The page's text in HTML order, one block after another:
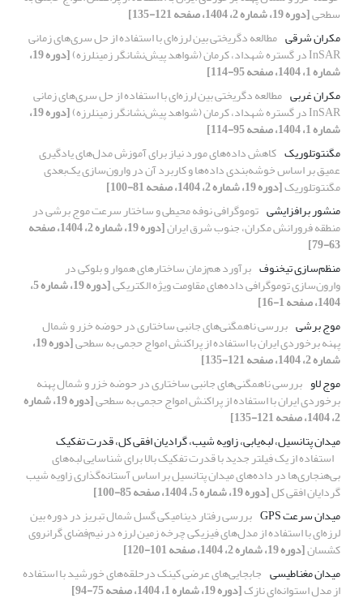
سطحی[دوره 19، شماره 2، 1404، صفحه 121-135]
مکران شرقی مطالعه دگریختی بین لرزه‌ای با استفاده از حل سری‌های زمانی
InSAR در گستره شهداد، کرمان (شواهد پیش‌نشانگر زمینلرزه) [دوره 19،
شماره 1، 1404، صفحه 95-114]
مکران غربی مطالعه دگریختی بین لرزه‌ای با استفاده از حل سری‌های زمانی
InSAR در گستره شهداد، کرمان (شواهد پیش‌نشانگر زمینلرزه) [دوره 19،
شماره 1، 1404، صفحه 95-114]
مگنتوتلوریک کاهش داده‌های مورد نیاز برای آموزش مدل‌های یادگیری
عمیق بر اساس خوشه‌بندی داده‌ها و کاربرد آن در وارون‌سازی یک‌بعدی
مگنتوتلوریک[دوره 19، شماره 2، 1404، صفحه 81-100]
منشور برافزایشی توموگرافی نوفه محیطی و ساختار سرعت موج برشی در
منطقه فرورانش مکران، جنوب شرق ایران [دوره 19، شماره 2، 1404، صفحه
63-79]
منظم‌سازی تیخنوف برآورد هم‌زمان ساختارهای هموار و بلوکی در
وارون‌سازی توموگرافی داده‌های مقاومت ویژه الکتریکی [دوره 19، شماره 5،
1404، صفحه 1-16]
موج برشی بررسی ناهمگنی‌های جانبی ساختاری در حوضه‌ خزر و شمال
پهنه برخوردی ایران با استفاده از پراکنش امواج حجمی به سطحی [دوره 19،
شماره 2، 1404، صفحه 121-135]
موج لاو بررسی ناهمگنی‌های جانبی ساختاری در حوضه‌ خزر و شمال پهنه
برخوردی ایران با استفاده از پراکنش امواج حجمی به سطحی [دوره 19، شماره
2، 1404، صفحه 121-135]
میدان پتانسیل، لبه‌یابی، زاویه شیب، گرادیان افقی کل، قدرت تفکیک
استفاده از یک فیلتر جدید با قدرت تفکیک بالا برای شناسایی لبه‌های
بی‌هنجاری‌ها در داد‌ه‌های میدان پتانسیل بر اساس آستانه‌گذاری زاویه شیب
گردایان افقی کل[دوره 19، شماره 5، 1404، صفحه 85-100]
میدان سرعت GPS
بررسی رفتار دینامیکی گسل شمال تبریز در دوره بین
لرزه‌ای با استفاده از مدل‌های فیزیکی چرخه زمین لرزه در نیم‌فضای گرانروی
کشسان[دوره 19، شماره 2، 1404، صفحه 101-120]
میدان مغناطیسی جابجایی‌های عرضی کینک درحلقه‌های خورشید با استفاده
از مدل استوانه‌ای نازک[دوره 19، شماره 1، 1404، صفحه 75-94]